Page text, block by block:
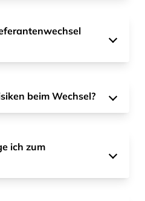
beim Wechsel?
ich zum